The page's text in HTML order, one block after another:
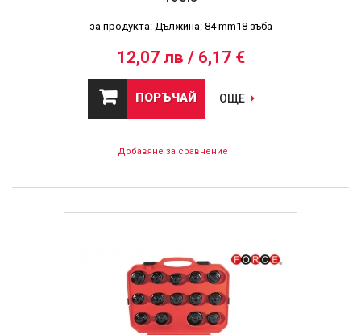
за продукта: Дължина: 84 mm18 зъба
12,07 лв / 6,17 €
ПОРЪЧАЙ ОЩЕ
Добавяне за сравнение